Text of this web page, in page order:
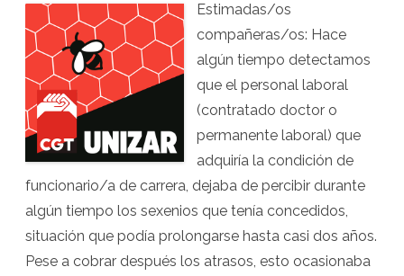
el
nuevo
funcionario
no
dejará
cobrar
sus
Estimadas/os
compañeras/os: Hace
algún tiempo detectamos
que el personal laboral
(contratado doctor o
permanente laboral) que
adquiría la condición de
funcionario/a de carrera, dejaba de percibir durante
algún tiempo los sexenios que tenía concedidos,
situación que podía prolongarse hasta casi dos años.
Pese a cobrar después los atrasos, esto ocasionaba